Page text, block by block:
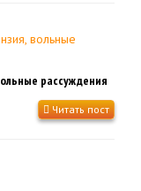
рассуждения
Читать пост